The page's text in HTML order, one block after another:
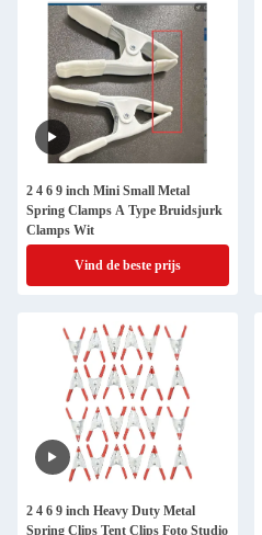
2 4 6 9 inch Mini Small Metal
Spring Clamps A Type Bruidsjurk
Clamps Wit
Vind de beste prijs
2 4 6 9 inch Heavy Duty Metal
Spring Clips Tent Clips Foto Studio